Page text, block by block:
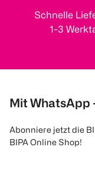
Schnelle
1-3
Mit WhatsApp
Abonniere jetzt die
BIPA Online Shop!